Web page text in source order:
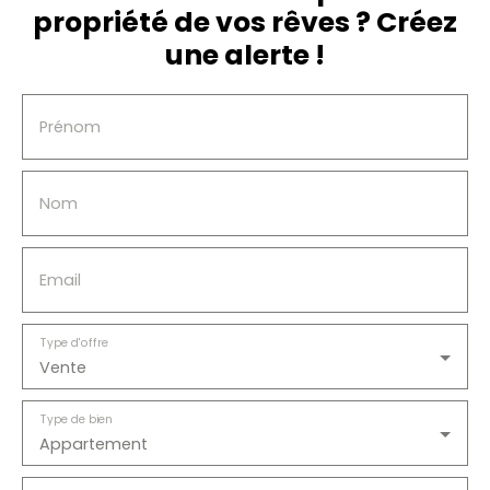
pour un investisseur souhaitant acquérir un bien
avec des locataires déjà en place et une
rentabilité immédiate. Pour plus d’informations ou
propriété de vos rêves ? Créez
une alerte !
Prénom
Nom
Email
Vente
Type d'offre
Appartement
Type de bien